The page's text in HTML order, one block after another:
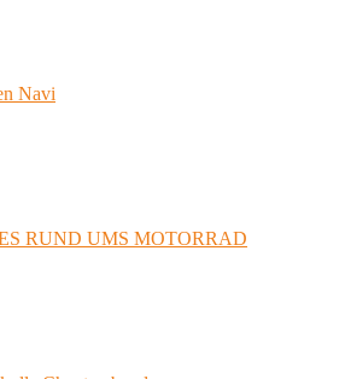
Navi
RUND UMS MOTORRAD